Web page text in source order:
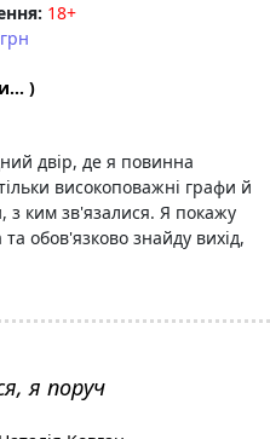
18+
)
двір, де я повинна
високоповажні графи й
з ким зв'язалися. Я покажу
обов'язково знайду вихід,
я поруч